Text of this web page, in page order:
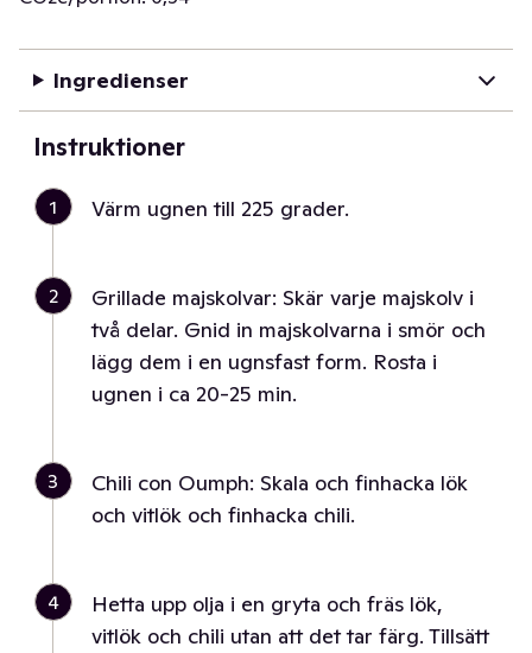
Ingredienser
Instruktioner
1 Värm ugnen till 225 grader.
2
Grillade majskolvar: Skär varje majskolv i
två delar. Gnid in majskolvarna i smör och
lägg dem i en ugnsfast form. Rosta i
ugnen i ca 20-25 min.
3
Chili con Oumph: Skala och finhacka lök
och vitlök och finhacka chili.
4
Hetta upp olja i en gryta och fräs lök,
vitlök och chili utan att det tar färg. Tillsätt